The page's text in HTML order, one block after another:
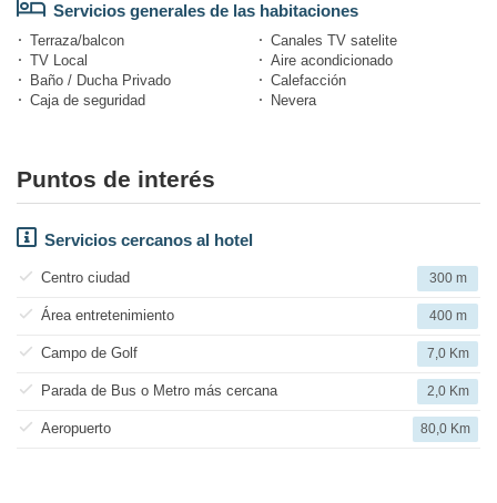
Servicios generales de las habitaciones
Terraza/balcon
Canales TV satelite
TV Local
Aire acondicionado
Baño / Ducha Privado
Calefacción
Caja de seguridad
Nevera
Puntos de interés
Servicios cercanos al hotel
Centro ciudad 300 m
Área entretenimiento 400 m
Campo de Golf 7,0 Km
Parada de Bus o Metro más cercana 2,0 Km
Aeropuerto 80,0 Km